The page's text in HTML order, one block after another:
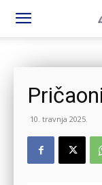
10. travnja 2025.